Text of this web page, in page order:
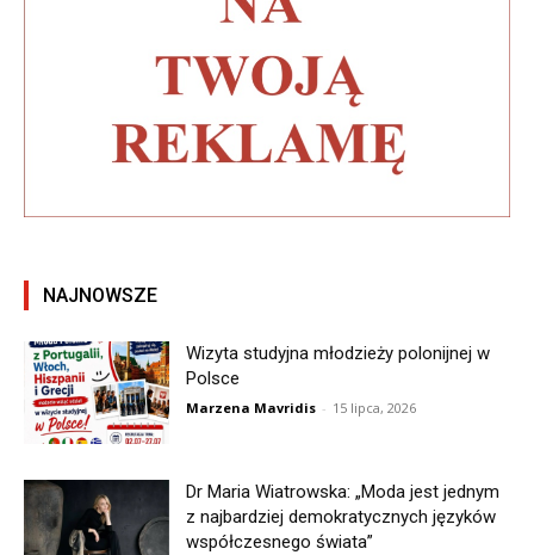
NAJNOWSZE
Wizyta studyjna młodzieży polonijnej w
Polsce
Marzena Mavridis - 15 lipca, 2026
Dr Maria Wiatrowska: „Moda jest jednym
z najbardziej demokratycznych języków
współczesnego świata”